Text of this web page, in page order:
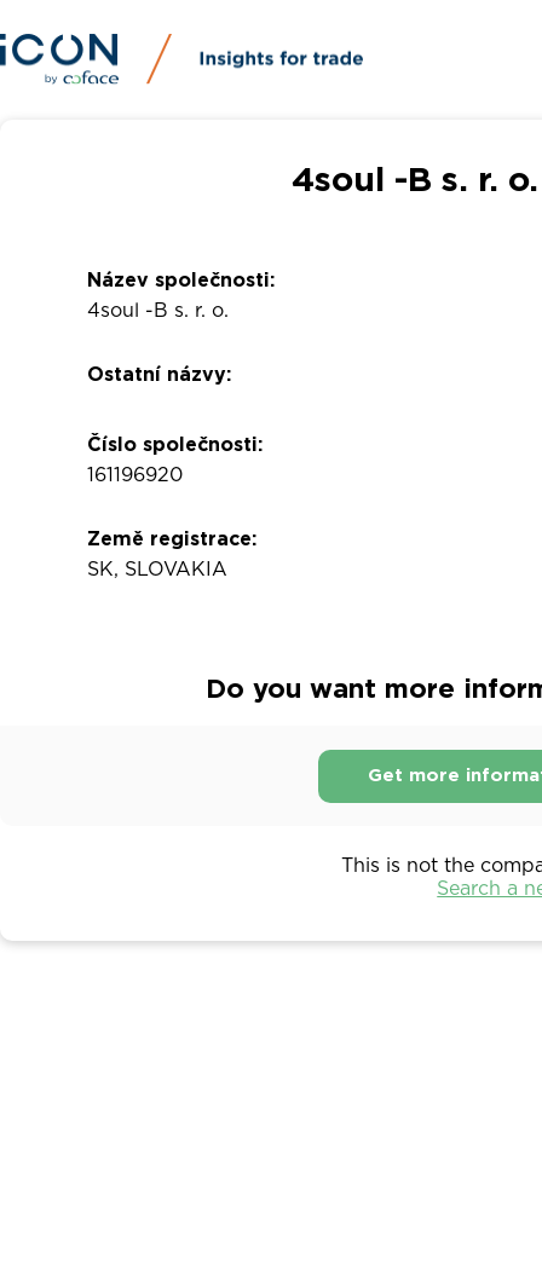
4soul -B s. r.
Název společnosti:
4soul -B s. r. o.
Ostatní názvy:
Číslo společnosti:
161196920
Země registrace:
SK, SLOVAKIA
Do you want more
Get more
This is not the
Search a